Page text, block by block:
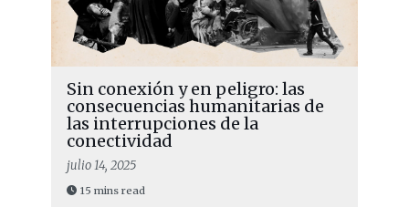
Sin conexión y en peligro: las
consecuencias humanitarias de
las interrupciones de la
conectividad
julio 14, 2025
15 mins read